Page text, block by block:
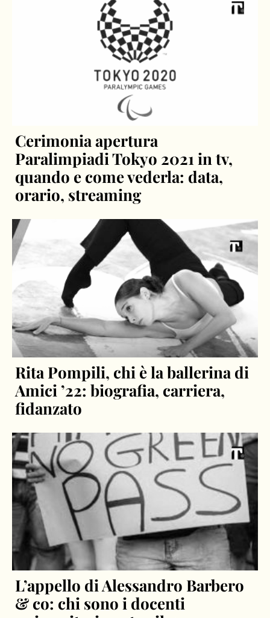
Cerimonia apertura
Paralimpiadi Tokyo 2021 in tv,
quando e come vederla: data,
orario, streaming
Rita Pompili, chi è la ballerina di
Amici ’22: biografia, carriera,
fidanzato
L’appello di Alessandro Barbero
& co: chi sono i docenti